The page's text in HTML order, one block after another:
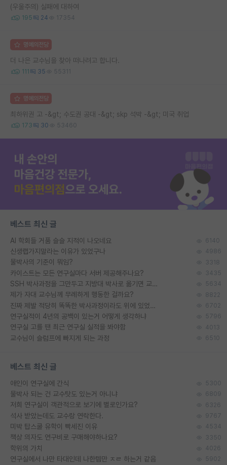
(우울주의) 실패에 대하여
195 24 17354
명예의전당
더 나은 교수님을 찾아 떠나려고 합니다.
111 35 55311
명예의전당
최하위권 고 -&gt; 수도권 공대 -&gt; skp 석박 -&gt; 미국 취업
173 30 53460
베스트 최신 글
AI 학회들 거품 슬슬 지적이 나오네요 6140
신생랩가지말라는 이유가 있었구나 4986
물박사의 기준이 뭐임? 3318
카이스트는 모든 연구실마다 서버 제공해주나요? 3435
SSH 박사과정을 그만두고 지방대 박사로 옮기면 교수의 꿈은 끝일까요? 5634
제가 자대 교수님께 무례하게 행동한 걸까요? 8822
진짜 제발 적당히 똑똑한 박사과정이라도 위에 있었으면.. 6702
연구실적이 4년의 공백이 있는거 어떻게 생각하냐 5796
연구실 고를 땐 최근 연구실 실적을 봐야함 4013
교수님이 슬럼프에 빠지게 되는 과정 6510
베스트 최신 글
애인이 연구실에 간식 5300
물박사 되는 건 교수탓도 있는거 아니냐 6809
저희 연구실이 객관적으로 보기에 별로인가요? 6326
석사 받았는데도 교수랑 연락한다. 9767
미박 탑스쿨 유학이 빡세진 이유 4534
책상 의자도 연구비로 구매해야하나요? 3350
학위의 가치 4026
연구실에서 나만 타대인데 나한템만 ㅈㄹ 하는거 같음 5902